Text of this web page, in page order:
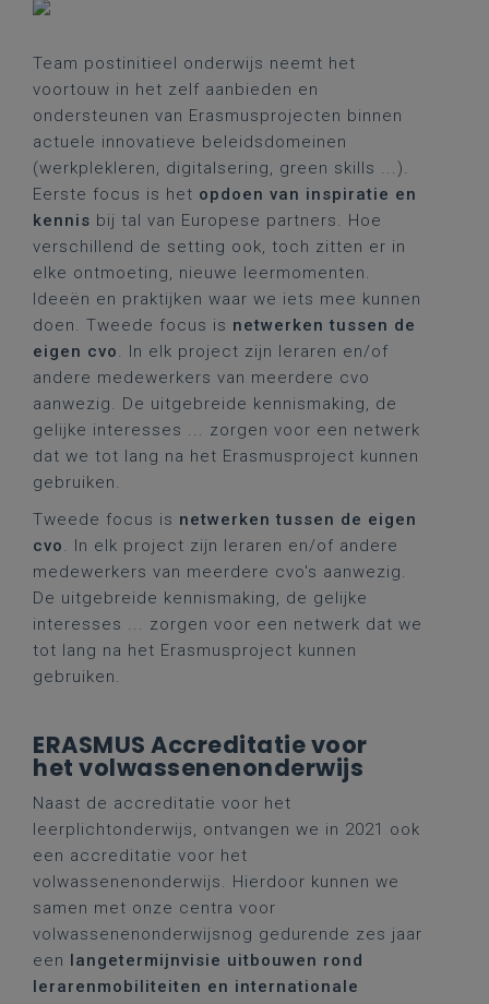
Team postinitieel onderwijs neemt het
voortouw in het zelf aanbieden en
ondersteunen van Erasmusprojecten binnen
actuele innovatieve beleidsdomeinen
(werkplekleren, digitalsering, green skills ...).
Eerste focus is het opdoen van inspiratie en
kennis bij tal van Europese partners. Hoe
verschillend de setting ook, toch zitten er in
elke ontmoeting, nieuwe leermomenten.
Ideeën en praktijken waar we iets mee kunnen
doen. Tweede focus is netwerken tussen de
eigen cvo. In elk project zijn leraren en/of
andere medewerkers van meerdere cvo
aanwezig. De uitgebreide kennismaking, de
gelijke interesses ... zorgen voor een netwerk
dat we tot lang na het Erasmusproject kunnen
gebruiken.
Tweede focus is netwerken tussen de eigen
cvo. In elk project zijn leraren en/of andere
medewerkers van meerdere cvo's aanwezig.
De uitgebreide kennismaking, de gelijke
interesses ... zorgen voor een netwerk dat we
tot lang na het Erasmusproject kunnen
gebruiken.
ERASMUS Accreditatie voor
het volwassenenonderwijs
Naast de accreditatie voor het
leerplichtonderwijs, ontvangen we in 2021 ook
een accreditatie voor het
volwassenenonderwijs. Hierdoor kunnen we
samen met onze centra voor
volwassenenonderwijsnog gedurende zes jaar
een langetermijnvisie uitbouwen rond
lerarenmobiliteiten en internationale